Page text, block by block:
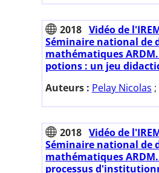
2018 Vidéo de
Séminaire national de
mathématiques
potions : un jeu
Auteurs : Pelay Nicolas ;
2018 Vidéo de
Séminaire national de
mathématiques
processus